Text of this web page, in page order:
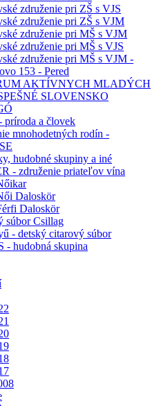
združenie pri ZŠ s VJS
združenie pri ZŠ s VJM
združenie pri MŠ s VJM
združenie pri MŠ s VJS
združenie pri MŠ s VJM -
153 - Pered
AKTÍVNYCH MLADÝCH
SLOVENSKO
a človek
mnohodetných rodín -
hudobné skupiny a iné
- združenie priateľov vína
Daloskör
Daloskör
súbor Csillag
- detský citarový súbor
- hudobná skupina